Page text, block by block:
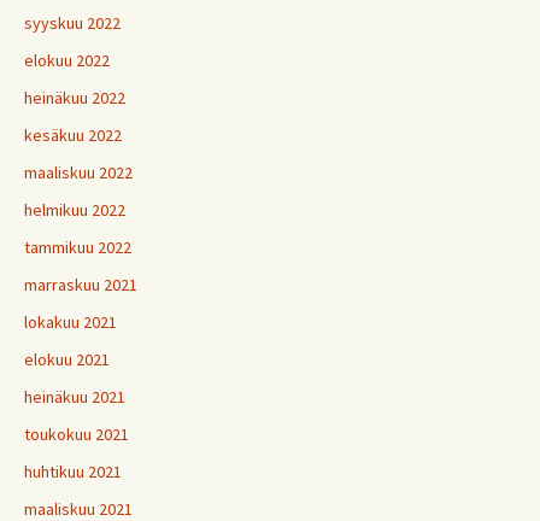
syyskuu 2022
elokuu 2022
heinäkuu 2022
kesäkuu 2022
maaliskuu 2022
helmikuu 2022
tammikuu 2022
marraskuu 2021
lokakuu 2021
elokuu 2021
heinäkuu 2021
toukokuu 2021
huhtikuu 2021
maaliskuu 2021